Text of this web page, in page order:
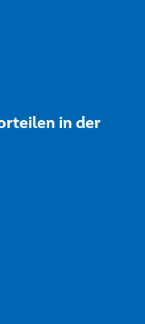
in der